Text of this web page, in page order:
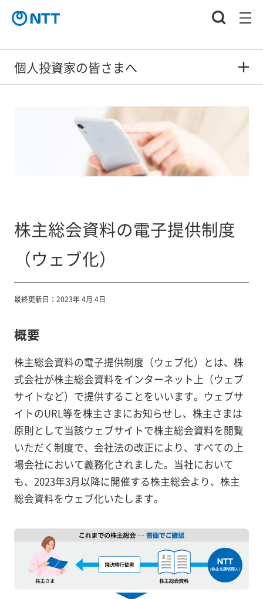
個人投資家の皆さまへ
株主総会資料の電子提供制度
（ウェブ化）
最終更新日：2023年 4月 4日
概要
株主総会資料の電子提供制度（ウェブ化）とは、株
式会社が株主総会資料をインターネット上（ウェブ
サイトなど）で提供することをいいます。ウェブサ
イトのURL等を株主さまにお知らせし、株主さまは
原則として当該ウェブサイトで株主総会資料を閲覧
いただく制度で、会社法の改正により、すべての上
場会社において義務化されました。当社において
も、2023年3月以降に開催する株主総会より、株主
総会資料をウェブ化いたします。